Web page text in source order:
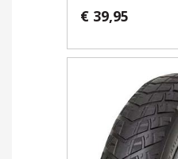
€ 39,95